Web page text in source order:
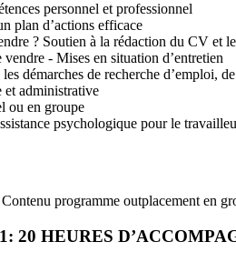
personnel et professionnel
plan d’actions efficace
? Soutien à la rédaction du CV et
vendre - Mises en situation d’entretien
démarches de recherche d’emploi,
administrative
ou en groupe
psychologique pour le
programme outplacement en
20 HEURES